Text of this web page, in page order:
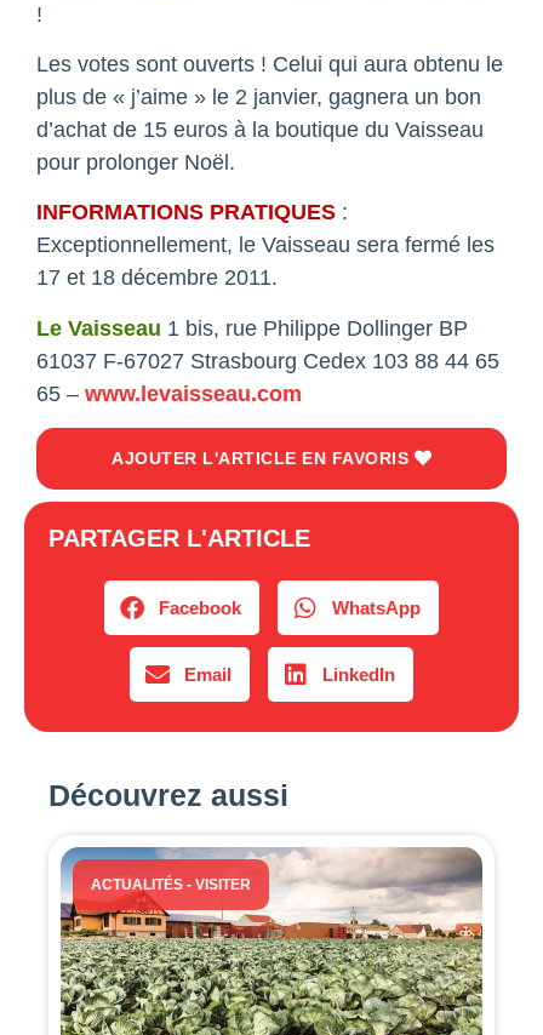
!
Les votes sont ouverts ! Celui qui aura obtenu le
plus de « j’aime » le 2 janvier, gagnera un bon
d’achat de 15 euros à la boutique du Vaisseau
pour prolonger Noël.
INFORMATIONS PRATIQUES :
Exceptionnellement, le Vaisseau sera fermé les
17 et 18 décembre 2011.
Le Vaisseau 1 bis, rue Philippe Dollinger BP
61037 F-67027 Strasbourg Cedex 103 88 44 65
65 – www.levaisseau.com
AJOUTER L'ARTICLE EN FAVORIS
PARTAGER L'ARTICLE
Facebook WhatsApp
Email LinkedIn
Découvrez aussi
ACTUALITÉS - VISITER